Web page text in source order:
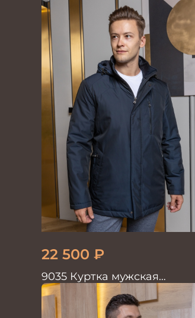
22 500 ₽
9035 Куртка мужская
MYSTERIA